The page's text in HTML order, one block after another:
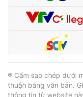
® Cấm sao chép dưới
thuận bằng văn bản.
thông tin từ website